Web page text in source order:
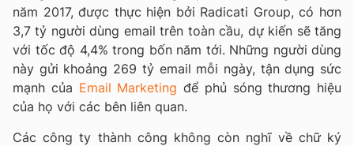
năm 2017, được thực hiện bởi Radicati Group, có hơn
3,7 tỷ người dùng email trên toàn cầu, dự kiến sẽ tăng
với tốc độ 4,4% trong bốn năm tới. Những người dùng
này gửi khoảng 269 tỷ email mỗi ngày, tận dụng sức
mạnh của Email Marketing để phủ sóng thương hiệu
của họ với các bên liên quan.
Các công ty thành công không còn nghĩ về chữ ký